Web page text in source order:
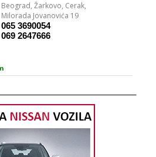
Beograd,Žarkovo, Cerak,
Milorada Jovanovića 19
065 3690054
069 2647666